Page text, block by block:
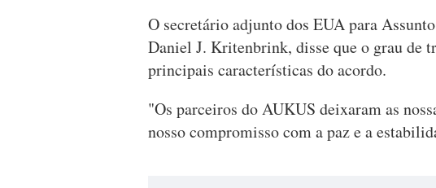
O secretário adjunto dos EUA para
Daniel J. Kritenbrink, disse que o grau de
principais características do acordo.
"Os parceiros do AUKUS deixaram as
nosso compromisso com a paz e a